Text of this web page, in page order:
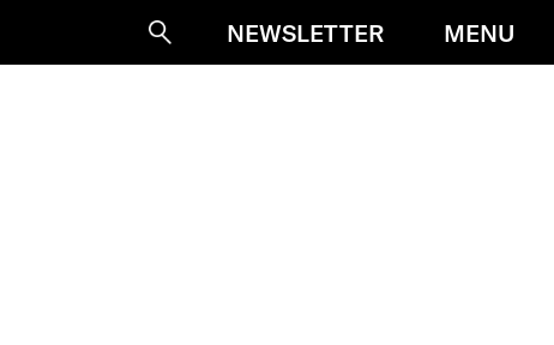
SucheNEWSLETTER MENU